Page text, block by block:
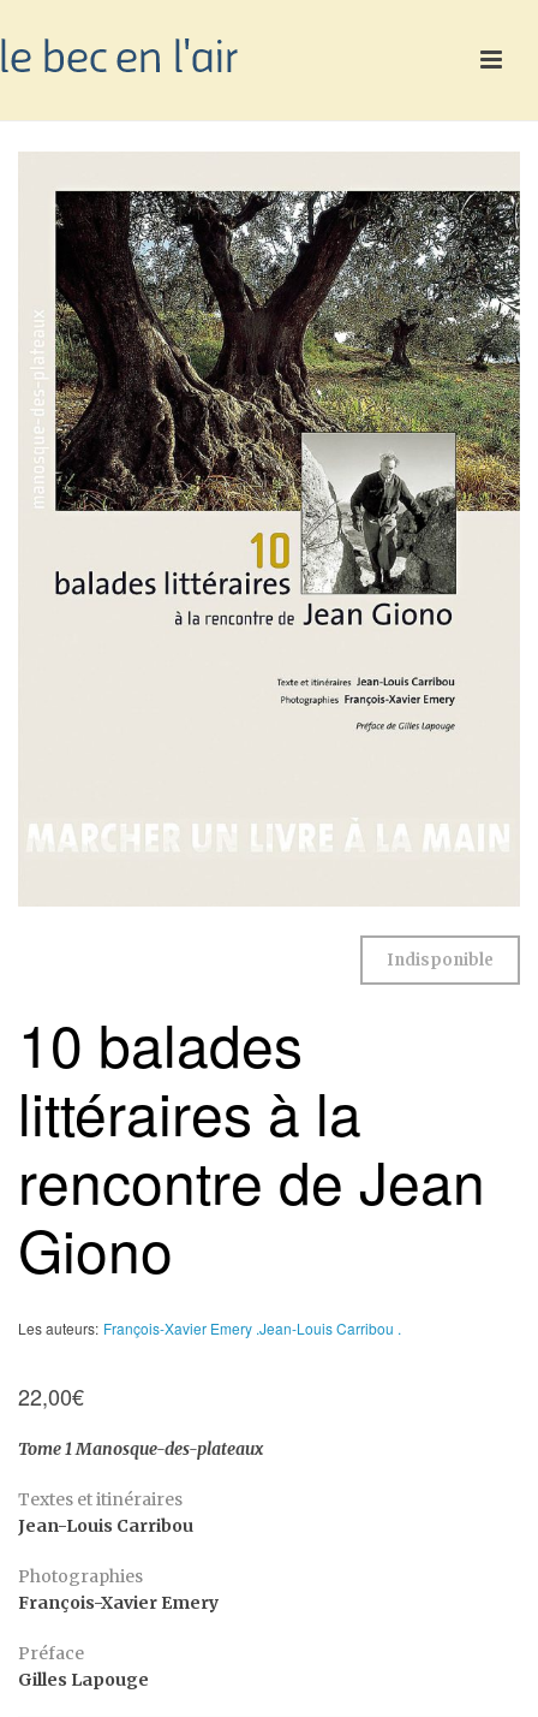
Indisponible
10 balades
littéraires à la
rencontre de Jean
Giono
Les auteurs: François-Xavier Emery .Jean-Louis Carribou .
22,00€
Tome 1 Manosque-des-plateaux
Textes et itinéraires
Jean-Louis Carribou
Photographies
François-Xavier Emery
Préface
Gilles Lapouge